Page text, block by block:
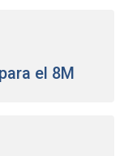
para el 8M